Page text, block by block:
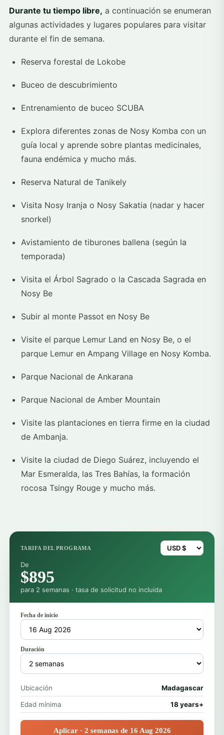
Durante tu tiempo libre, a continuación se enumeran
algunas actividades y lugares populares para visitar
durante el fin de semana.
Reserva forestal de Lokobe
Buceo de descubrimiento
Entrenamiento de buceo SCUBA
Explora diferentes zonas de Nosy Komba con un
guía local y aprende sobre plantas medicinales,
fauna endémica y mucho más.
Reserva Natural de Tanikely
Visita Nosy Iranja o Nosy Sakatia (nadar y hacer
snorkel)
Avistamiento de tiburones ballena (según la
temporada)
Visita el Árbol Sagrado o la Cascada Sagrada en
Nosy Be
Subir al monte Passot en Nosy Be
Visite el parque Lemur Land en Nosy Be, o el
parque Lemur en Ampang Village en Nosy Komba.
Parque Nacional de Ankarana
Parque Nacional de Amber Mountain
Visite las plantaciones en tierra firme en la ciudad
de Ambanja.
Visite la ciudad de Diego Suárez, incluyendo el
Mar Esmeralda, las Tres Bahías, la formación
rocosa Tsingy Rouge y mucho más.
TARIFA DEL PROGRAMA
De
$895
para 2 semanas · tasa de solicitud no incluida
Fecha de inicio
Duración
Ubicación Madagascar
Edad mínima 18 years+
Aplicar · 2 semanas de 16 Aug 2026